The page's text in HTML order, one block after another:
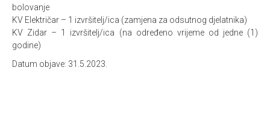
bolovanje
KV Električar – 1 izvršitelj/ica (zamjena za odsutnog djelatnika)
KV Zidar – 1 izvršitelj/ica (na određeno vrijeme od jedne (1)
godine)
Datum objave: 31.5.2023.